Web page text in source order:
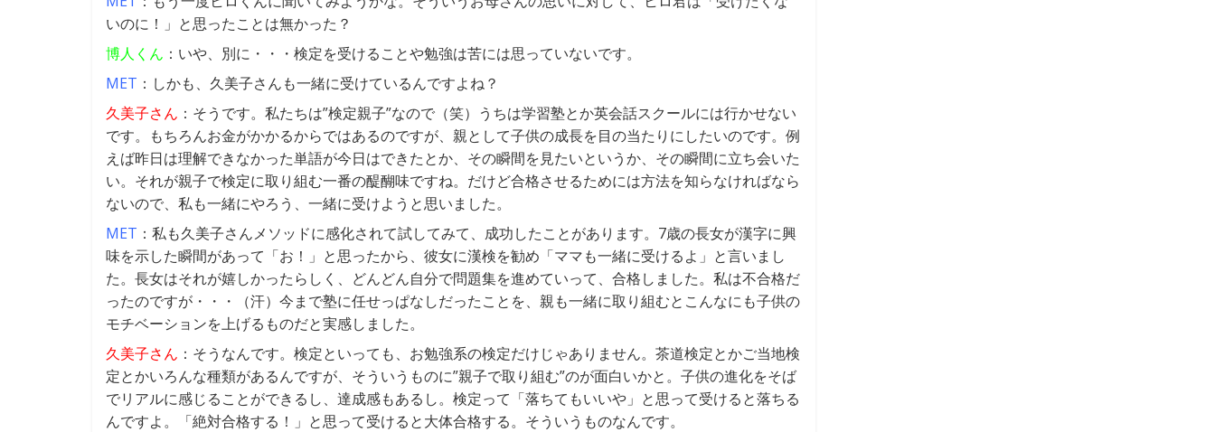
いのに！」と思ったことは無かった？
博人くん ：いや、別に・・・検定を受けることや勉強は苦には思っていないです。
MET ：しかも、久美子さんも一緒に受けているんですよね？
久美子さん ：そうです。私たちは”検定親子”なので（笑）うちは学習塾とか英会話スクールには行かせない
です。もちろんお金がかかるからではあるのですが、親として子供の成長を目の当たりにしたいのです。例
えば昨日は理解できなかった単語が今日はできたとか、その瞬間を見たいというか、その瞬間に立ち会いた
い。それが親子で検定に取り組む一番の醍醐味ですね。だけど合格させるためには方法を知らなければなら
ないので、私も一緒にやろう、一緒に受けようと思いました。
MET ：私も久美子さんメソッドに感化されて試してみて、成功したことがあります。7歳の長女が漢字に興
味を示した瞬間があって「お！」と思ったから、彼女に漢検を勧め「ママも一緒に受けるよ」と言いまし
た。長女はそれが嬉しかったらしく、どんどん自分で問題集を進めていって、合格しました。私は不合格だ
ったのですが・・・（汗）今まで塾に任せっぱなしだったことを、親も一緒に取り組むとこんなにも子供の
モチベーションを上げるものだと実感しました。
久美子さん ：そうなんです。検定といっても、お勉強系の検定だけじゃありません。茶道検定とかご当地検
定とかいろんな種類があるんですが、そういうものに”親子で取り組む”のが面白いかと。子供の進化をそば
でリアルに感じることができるし、達成感もあるし。検定って「落ちてもいいや」と思って受けると落ちる
んですよ。「絶対合格する！」と思って受けると大体合格する。そういうものなんです。